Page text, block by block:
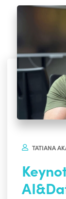
TATIANA